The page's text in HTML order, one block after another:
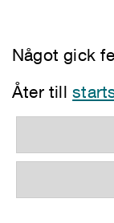
Något gick
Åter till